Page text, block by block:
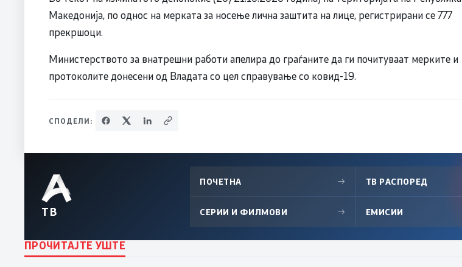
Македонија, по однос на мерката за носење лична заштита на лице, регистрирани се 777
прекршоци.
Министерството за внатрешни работи апелира до граѓаните да ги почитуваат мерките и
протоколите донесени од Владата со цел справување со ковид-19.
СПОДЕЛИ:
ТВ
ПОЧЕТНА → ТВ РАСПОРЕД
СЕРИИ И ФИЛМОВИ → ЕМИСИИ
ПРОЧИТАЈТЕ УШТЕ